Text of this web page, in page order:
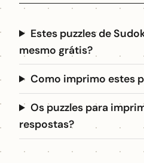
Estes puzzles de
mesmo grátis?
Como imprimo estes
Os puzzles para
respostas?